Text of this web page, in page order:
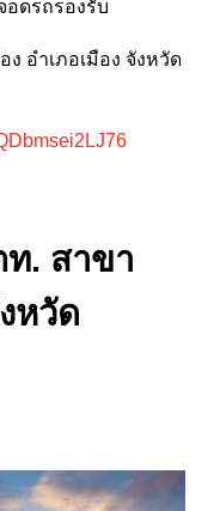
อดรถรองรับ
อำเภอเมือง จังหวัด
ท. สาขา
หวัด